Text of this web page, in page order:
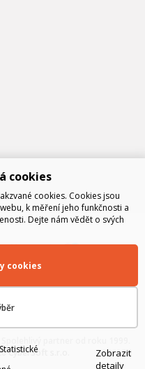
CyberSoft s.r.o.
cookies
cookies. Cookies jsou
k měření jeho funkčnosti a
Dejte nám vědět o svých
cookies
Statistické
Zobrazit
detaily